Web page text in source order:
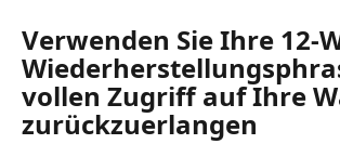
Verwenden Sie Ihre 12-
vollen Zugriff auf Ihre
zurückzuerlangen